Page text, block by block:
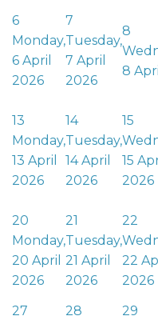
6
Monday,
6 April
2026
7
Tuesday,
7 April
2026
8
8
13
Monday,
13 April
2026
14
Tuesday,
14 April
2026
15
15
2026
20
Monday,
20 April
2026
21
Tuesday,
21 April
2026
22
22
2026
27
28
29